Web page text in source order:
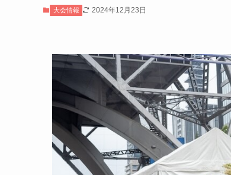
大会情報 2024年12月23日